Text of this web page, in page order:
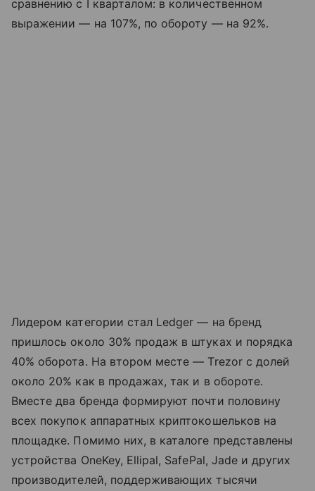
сравнению с I кварталом: в количественном
выражении — на 107%, по обороту — на 92%.
Лидером категории стал Ledger — на бренд
пришлось около 30% продаж в штуках и порядка
40% оборота. На втором месте — Trezor с долей
около 20% как в продажах, так и в обороте.
Вместе два бренда формируют почти половину
всех покупок аппаратных криптокошельков на
площадке. Помимо них, в каталоге представлены
устройства OneKey, Ellipal, SafePal, Jade и других
производителей, поддерживающих тысячи